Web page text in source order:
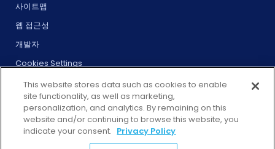
사이트맵
웹 접근성
개발자
Cookies Settings
© 2025 City Experiences™
4901 Vineland Rd., Ste. 200, Orlando, FL 32811
This website stores data such as cookies to enable
site functionality, as well as marketing,
personalization, and analytics. By remaining on this
website and/or continuing to browse this website, you
indicate your consent. Privacy Policy